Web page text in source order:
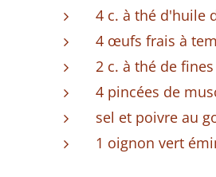
4 c. à thé d'huile
4 œufs frais à
2 c. à thé de
4 pincées de
sel et poivre au
1 oignon vert